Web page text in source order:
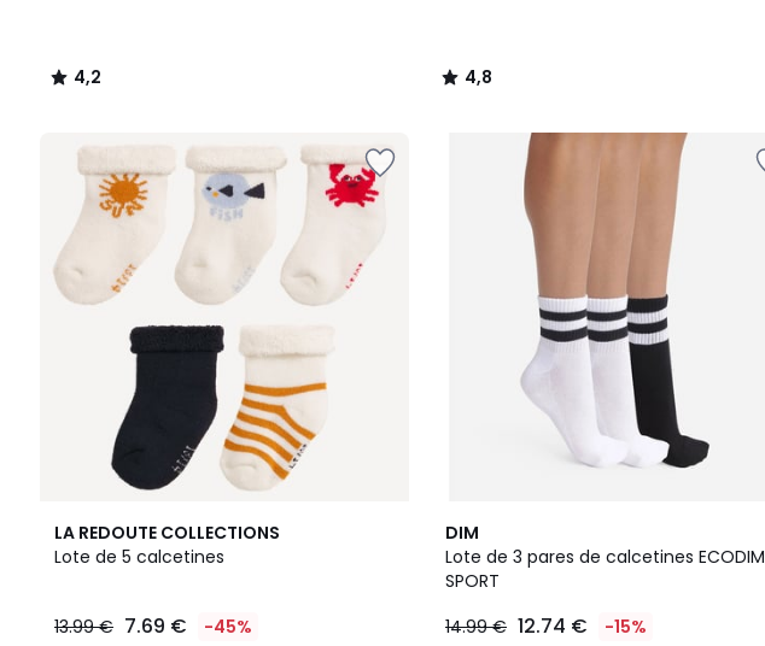
4,2
/
4,8
/
LA REDOUTE COLLECTIONS
Lote de 5 calcetines
13.99 € 7.69 € -45%
DIM
Lote de 3 pares de calcetines ECODIM
SPORT
14.99 € 12.74 € -15%
5
/
5